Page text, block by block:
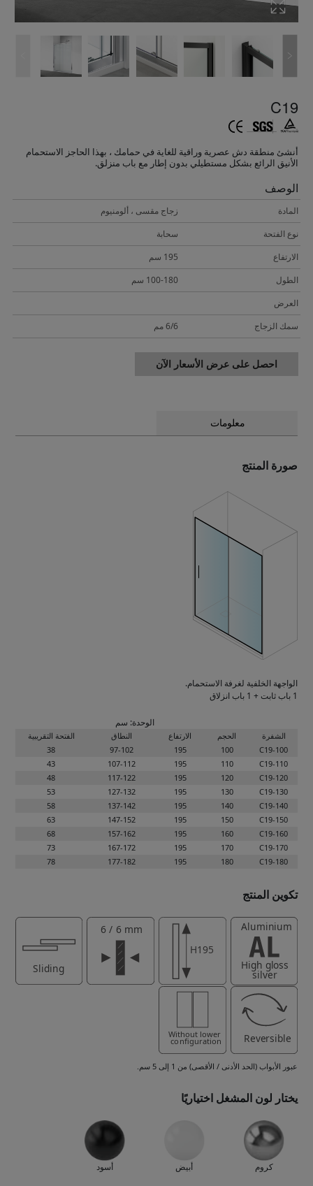
C19
أنشئ منطقة دش عصرية وراقية للغاية في حمامك ، بهذا الحاجز الاستحمام
الأنيق الرائع بشكل مستطيلي بدون إطار مع باب منزلق.
الوصف
المادة
زجاج مقسى ، ألومنيوم
نوع الفتحة
سحابة
الارتفاع
195 سم
الطول
100-180 سم
العرض
سمك الزجاج
6/6 مم
احصل على عرض الأسعار الآن
معلومات
صورة المنتج
الواجهة الخلفية لغرفة الاستحمام.
1 باب ثابت + 1 باب انزلاق
الوحدة: سم
الشفرة الحجم الارتفاع النطاق
الفتحة التقريبية
C19-100
100
195
97-102
38
C19-110
110
195
107-112
43
C19-120
120
195
117-122
48
C19-130
130
195
127-132
53
C19-140
140
195
137-142
58
C19-150
150
195
147-152
63
C19-160
160
195
157-162
68
C19-170
170
195
167-172
73
C19-180
180
195
177-182
78
تكوين المنتج
عبور الأبواب (الحد الأدنى / الأقصى) من 1 إلى 5 سم.
يختار لون المشغل اختياريًا
كروم أبيض أسود